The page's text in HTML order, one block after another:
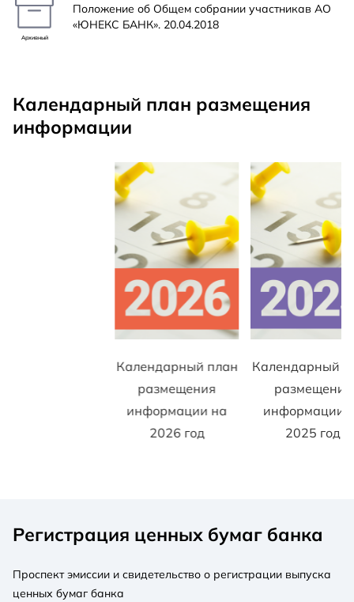
Архивный
Положение об Общем собрании участникав АО
«ЮНЕКС БАНК». 20.04.2018
Календарный план размещения
информации
Календарный план
размещения
информации на
2026 год
Календарный
размещения
информации
2025 год
Регистрация ценных бумаг банка
Проспект эмиссии и свидетельство о регистрации выпуска
ценных бумаг банка